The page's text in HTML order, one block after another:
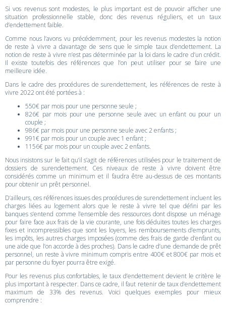
Si vos revenus sont modestes, le plus important est de pouvoir afficher une
situation professionnelle stable, donc des revenus réguliers, et un taux
d’endettement faible.
Comme nous l’avons vu précédemment, pour les revenus modestes la notion
de reste à vivre a davantage de sens que le simple taux d’endettement. La
notion de reste à vivre n’est pas déterminée par la loi dans le cadre d’un crédit.
Il existe toutefois des références que l’on peut utiliser pour se faire une
meilleure idée.
Dans le cadre des procédures de surendettement, les références de reste à
vivre 2022 ont été portées à :
550€ par mois pour une personne seule ;
826€ par mois pour une personne seule avec un enfant ou pour un
couple ;
986€ par mois pour une personne seule avec 2 enfants ;
991€ par mois pour un couple avec 1 enfant ;
1156€ par mois pour un couple avec 2 enfants.
Nous insistons sur le fait qu’il s’agit de références utilisées pour le traitement de
dossiers de surendettement. Ces niveaux de reste à vivre doivent être
considérés comme un minimum et il faudra être au-dessus de ces montants
pour obtenir un prêt personnel.
D’ailleurs, ces références issues des procédures de surendettement incluent les
charges liées au logement alors que le reste à vivre tel que défini par les
banques s’entend comme l’ensemble des ressources dont dispose un ménage
pour faire face aux frais de la vie courante, une fois déduites toutes les charges
fixes et incompressibles que sont les loyers, les remboursements d’emprunts,
les impôts, les autres charges imposées (comme des frais de garde d’enfant ou
une aide que l’on accorde à des proches). Dans le cadre d’une demande de prêt
personnel, un reste à vivre minimum compris entre 400€ et 800€ par mois et
par personne du foyer pourra être exigé.
Pour les revenus plus confortables, le taux d’endettement devient le critère le
plus important à respecter. Dans ce cadre, il faut retenir de taux d’endettement
maximum de 33% des revenus. Voici quelques exemples pour mieux
comprendre :